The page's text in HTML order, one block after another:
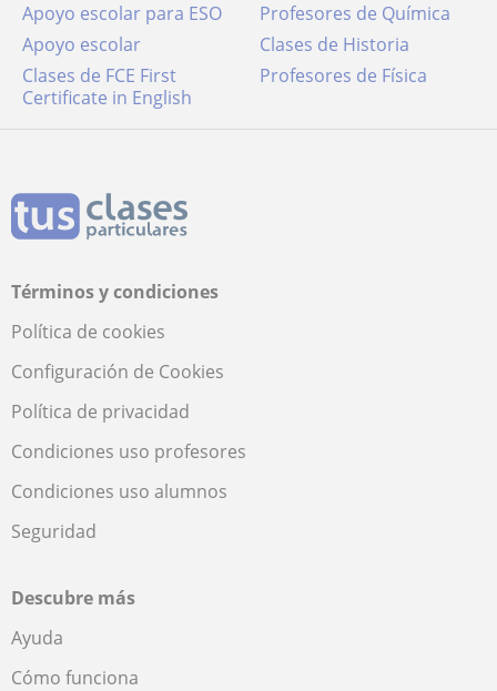
Apoyo escolar para ESO
Profesores de Química
Apoyo escolar
Clases de Historia
Clases de FCE First
Certificate in English
Profesores de Física
Términos y condiciones
Política de cookies
Configuración de Cookies
Política de privacidad
Condiciones uso profesores
Condiciones uso alumnos
Seguridad
Descubre más
Ayuda
Cómo funciona